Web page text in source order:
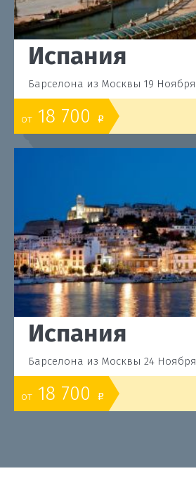
Испания
Барселона из Москвы 19 Ноября
от 18 700 o
Испания
Барселона из Москвы 24 Ноября
от 18 700 o